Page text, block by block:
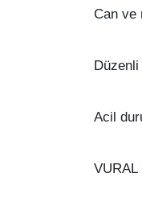
Can ve
Acil